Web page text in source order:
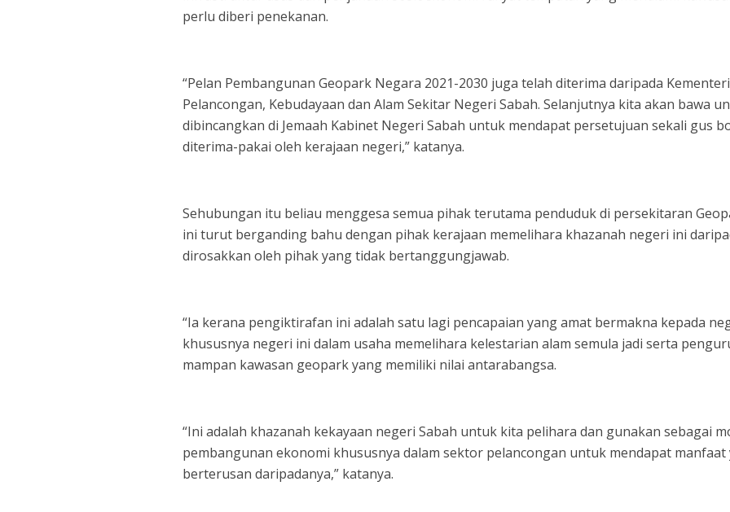
perlu diberi penekanan.
“Pelan Pembangunan Geopark Negara 2021-2030 juga telah diterima daripada
Pelancongan, Kebudayaan dan Alam Sekitar Negeri Sabah. Selanjutnya kita akan bawa
dibincangkan di Jemaah Kabinet Negeri Sabah untuk mendapat persetujuan sekali gus
diterima-pakai oleh kerajaan negeri,” katanya.
Sehubungan itu beliau menggesa semua pihak terutama penduduk di persekitaran
ini turut berganding bahu dengan pihak kerajaan memelihara khazanah negeri ini
dirosakkan oleh pihak yang tidak bertanggungjawab.
“Ia kerana pengiktirafan ini adalah satu lagi pencapaian yang amat bermakna kepada
khususnya negeri ini dalam usaha memelihara kelestarian alam semula jadi serta
mampan kawasan geopark yang memiliki nilai antarabangsa.
“Ini adalah khazanah kekayaan negeri Sabah untuk kita pelihara dan gunakan sebagai
pembangunan ekonomi khususnya dalam sektor pelancongan untuk mendapat manfaat
berterusan daripadanya,” katanya.